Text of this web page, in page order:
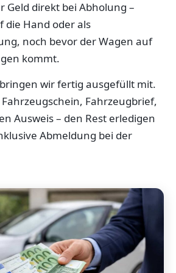
Geld direkt bei Abholung –
die Hand oder als
noch bevor der Wagen auf
kommt.
wir fertig ausgefüllt mit.
Fahrzeugbrief,
Ausweis – den Rest erledigen
Abmeldung bei der